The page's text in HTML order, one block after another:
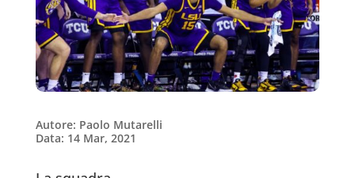
Autore: Paolo Mutarelli
Data: 14 Mar, 2021